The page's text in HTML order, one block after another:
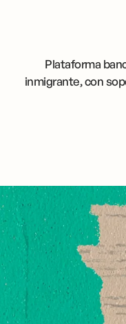
Plataforma
inmigrante, con